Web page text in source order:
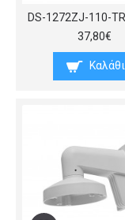
37,80€
Καλάθι